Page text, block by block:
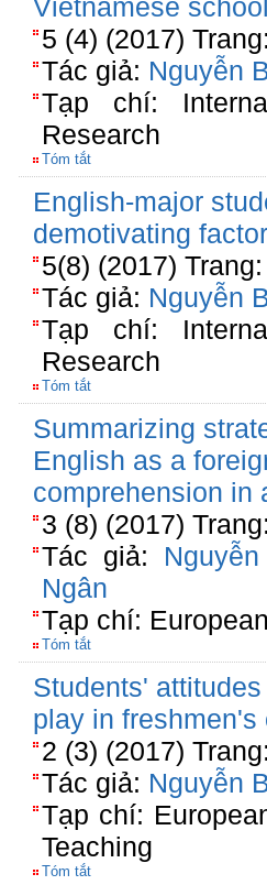
Vietnamese
5 (4) (2017)
Tác giả: Nguyễn
Tạp chí:
Research
Tóm tắt
English-major
demotivating
5(8) (2017)
Tác giả: Nguyễn
Tạp chí:
Research
Tóm tắt
Summarizing
English as a
comprehension in
3 (8) (2017)
Tác giả:
Ngân
Tạp chí:
Tóm tắt
Students'
play in freshmen's
2 (3) (2017)
Tác giả: Nguyễn
Tạp chí:
Teaching
Tóm tắt